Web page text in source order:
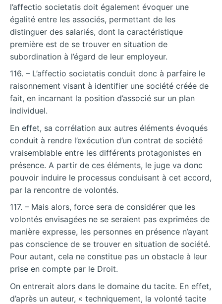
l’affectio societatis doit également évoquer une
égalité entre les associés, permettant de les
distinguer des salariés, dont la caractéristique
première est de se trouver en situation de
subordination à l’égard de leur employeur.
116. – L’affectio societatis conduit donc à parfaire le
raisonnement visant à identifier une société créée de
fait, en incarnant la position d’associé sur un plan
individuel.
En effet, sa corrélation aux autres éléments évoqués
conduit à rendre l’exécution d’un contrat de société
vraisemblable entre les différents protagonistes en
présence. A partir de ces éléments, le juge va donc
pouvoir induire le processus conduisant à cet accord,
par la rencontre de volontés.
117. – Mais alors, force sera de considérer que les
volontés envisagées ne se seraient pas exprimées de
manière expresse, les personnes en présence n’ayant
pas conscience de se trouver en situation de société.
Pour autant, cela ne constitue pas un obstacle à leur
prise en compte par le Droit.
On entrerait alors dans le domaine du tacite. En effet,
d’après un auteur, « techniquement, la volonté tacite